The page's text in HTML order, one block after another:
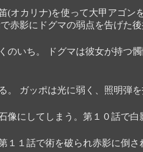
(オカリナ)を使って大甲アゴ
赤影にドグマの弱点を告げた
のいち。 ドグマは彼女が持つ
ガッポは光に弱く、照明弾
像にしてしまう。第１０話で白
１話で術を破られ赤影に倒さ